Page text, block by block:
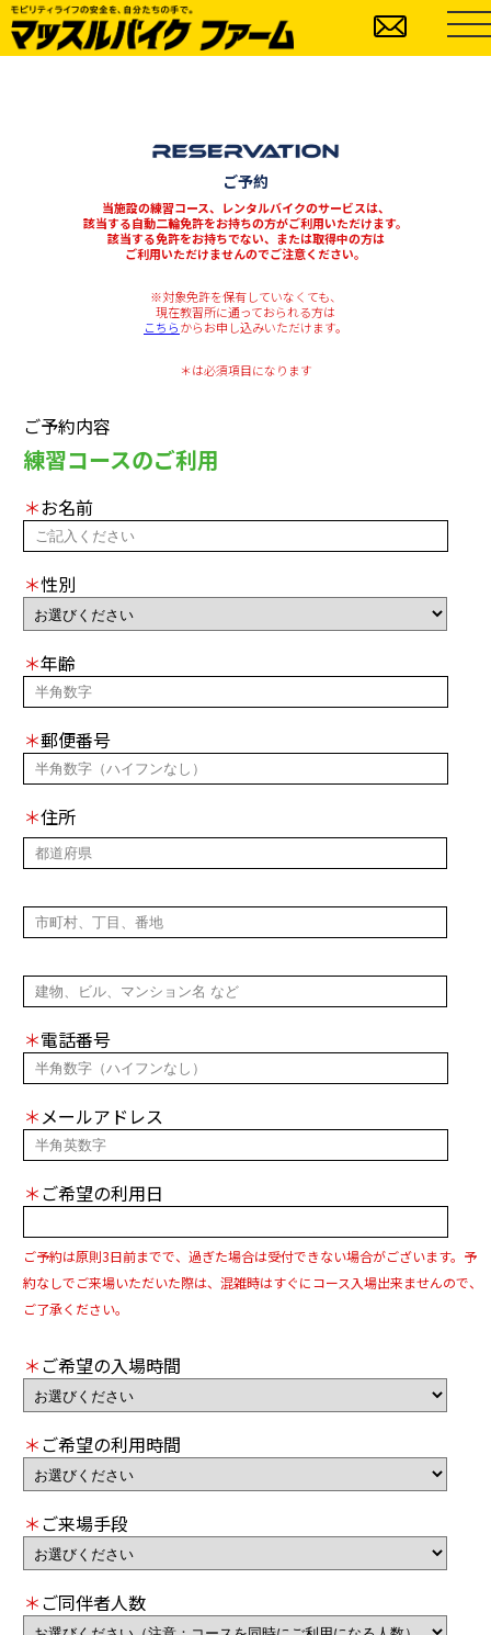
ご予約
当施設の練習コース、レンタルバイクのサービスは、
該当する自動二輪免許をお持ちの方がご利用いただけます。
該当する免許をお持ちでない、または取得中の方は
ご利用いただけませんのでご注意ください。
※対象免許を保有していなくても、
現在教習所に通っておられる方は
こちらからお申し込みいただけます。
＊は必須項目になります
ご予約内容
練習コースのご利用
＊お名前
＊性別
＊年齢
＊郵便番号
＊住所
＊電話番号
＊メールアドレス
＊ご希望の利用日
ご予約は原則3日前までで、過ぎた場合は受付できない場合がございます。予
約なしでご来場いただいた際は、混雑時はすぐにコース入場出来ませんので、
ご了承ください。
＊ご希望の入場時間
＊ご希望の利用時間
＊ご来場手段
＊ご同伴者人数